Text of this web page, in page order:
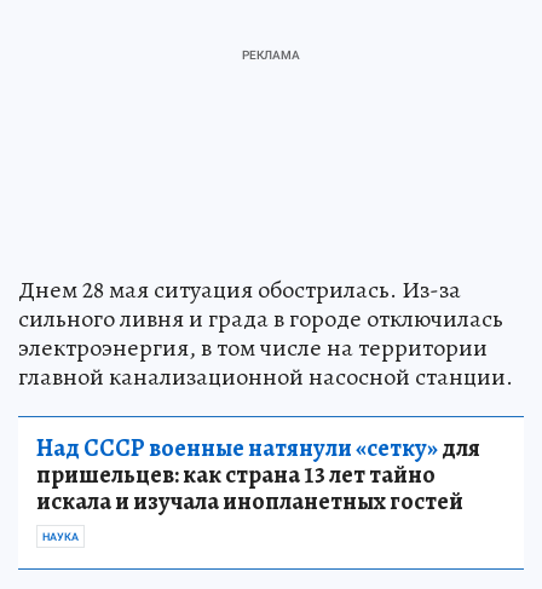
Днем 28 мая ситуация обострилась. Из-за
сильного ливня и града в городе отключилась
электроэнергия, в том числе на территории
главной канализационной насосной станции.
Над СССР военные натянули «сетку»для
пришельцев: как страна 13 лет тайно
искала и изучала инопланетных гостей
НАУКА